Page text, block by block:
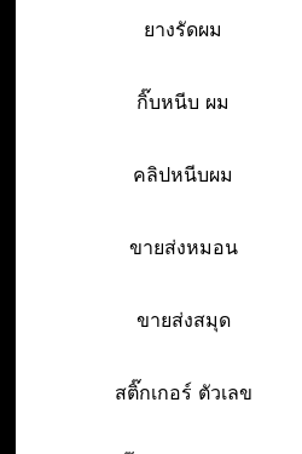
ยางรัดผม
กิ๊บหนีบ ผม
คลิปหนีบผม
ขายส่งหมอน
ขายส่งสมุด
สติ๊กเกอร์ ตัวเลข